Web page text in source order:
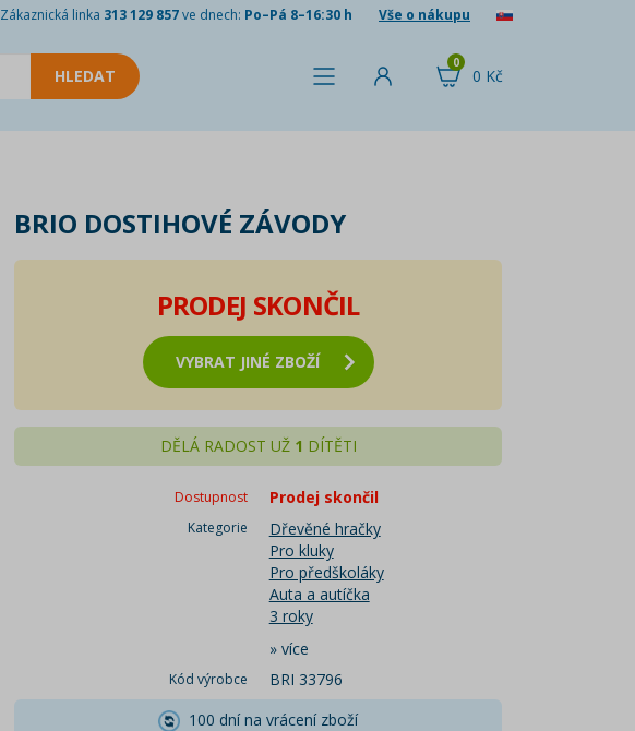
Zákaznická linka 313 129 857ve dnech: Po–Pá 8–16:30 h Vše o nákupu
0 Kč
0
BRIO DOSTIHOVÉ ZÁVODY
PRODEJ SKONČIL
VYBRAT JINÉ ZBOŽÍ
DĚLÁ RADOST UŽ 1 DÍTĚTI
Dostupnost Prodej skončil
Kategorie
Dřevěné hračky
Pro kluky
Pro předškoláky
Auta a autíčka
3 roky
» více
Kód výrobce
BRI 33796
100 dní na vrácení zboží